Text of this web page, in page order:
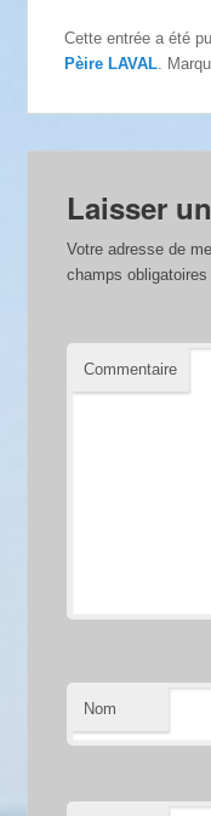
Cette entrée a été
Pèire LAVAL .
Laisser
Votre adresse de
champs
Commentaire
Nom